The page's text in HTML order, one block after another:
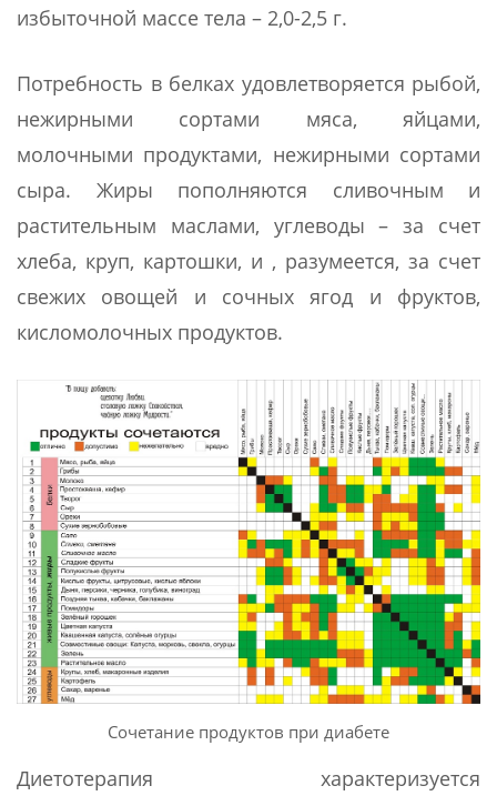
избыточной массе тела – 2,0-2,5 г.
Потребность в белках удовлетворяется рыбой,
нежирными сортами мяса, яйцами,
молочными продуктами, нежирными сортами
сыра. Жиры пополняются сливочным и
растительным маслами, углеводы – за счет
хлеба, круп, картошки, и , разумеется, за счет
свежих овощей и сочных ягод и фруктов,
кисломолочных продуктов.
Сочетание продуктов при диабете
Диетотерапия характеризуется